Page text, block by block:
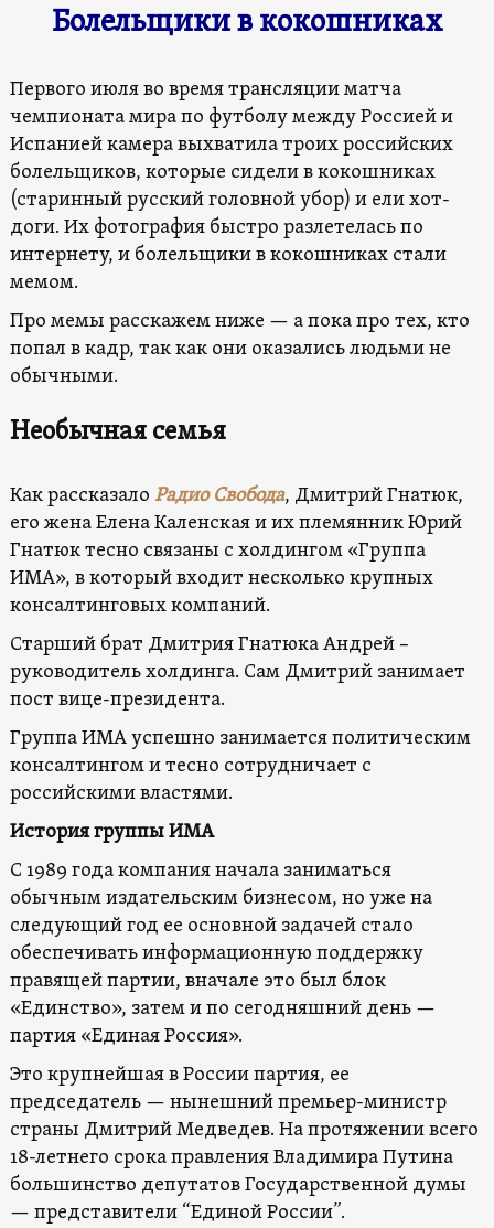
Болельщики в кокошниках
Первого июля во время трансляции матча
чемпионата мира по футболу между Россией и
Испанией камера выхватила троих российских
болельщиков, которые сидели в кокошниках
(старинный русский головной убор) и ели хот-
доги. Их фотография быстро разлетелась по
интернету, и болельщики в кокошниках стали
мемом.
Про мемы расскажем ниже — а пока про тех, кто
попал в кадр, так как они оказались людьми не
обычными.
Необычная семья
Как рассказало Радио Свобода, Дмитрий Гнатюк,
его жена Елена Каленская и их племянник Юрий
Гнатюк тесно связаны с холдингом «Группа
ИМА», в который входит несколько крупных
консалтинговых компаний.
Старший брат Дмитрия Гнатюка Андрей –
руководитель холдинга. Сам Дмитрий занимает
пост вице-президента.
Группа ИМА успешно занимается политическим
консалтингом и тесно сотрудничает с
российскими властями.
История группы ИМА
С 1989 года компания начала заниматься
обычным издательским бизнесом, но уже на
следующий год ее основной задачей стало
обеспечивать информационную поддержку
правящей партии, вначале это был блок
«Единство», затем и по сегодняшний день —
партия «Единая Россия».
Это крупнейшая в России партия, ее
председатель — нынешний премьер-министр
страны Дмитрий Медведев. На протяжении всего
18-летнего срока правления Владимира Путина
большинство депутатов Государственной думы
— представители “Единой России”.